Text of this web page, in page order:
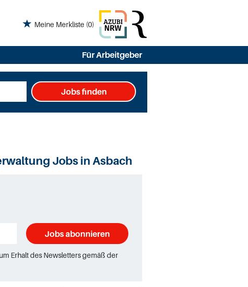
Meine Merkliste (0)
Für Arbeitgeber
Jobs finden
Jobs in Asbach
Jobs abonnieren
Erhalt des Newsletters gemäß der